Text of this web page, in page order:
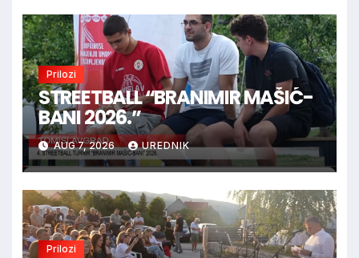
Prilozi
STREETBALL “BRANIMIR MAŠIĆ-
BANI 2026.”
AUG 7, 2026 UREDNIK
Prilozi